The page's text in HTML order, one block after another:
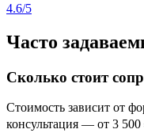
4.6/5
Часто
Сколько стоит
Стоимость зависит от
консультация — от 3